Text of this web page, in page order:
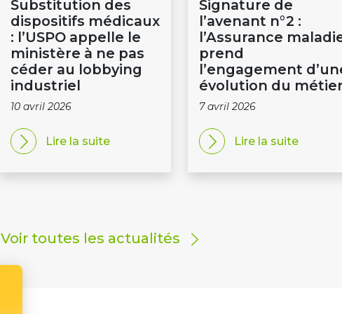
Substitution des
dispositifs médicaux
: l’USPO appelle le
ministère à ne pas
céder au lobbying
industriel
10 avril 2026
Lire la suite
Signature de
l’avenant n°2 :
l’Assurance
prend
l’engagement
évolution du métier
7 avril 2026
Lire la suite
Voir toutes les actualités